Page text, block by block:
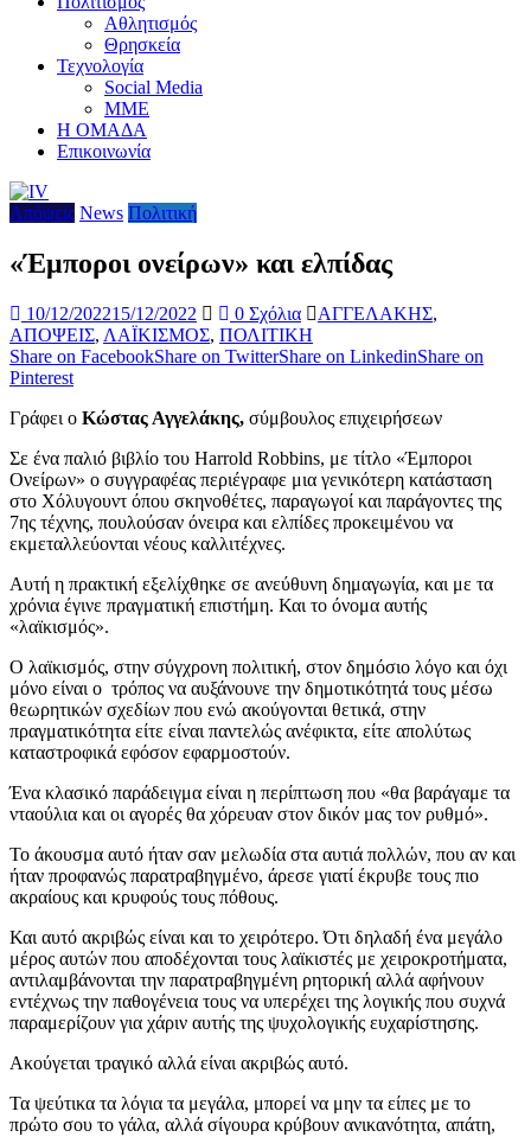
Αθλητισμός
Θρησκεία
Τεχνολογία
Social Media
ΜΜΕ
Η ΟΜΑΔΑ
Επικοινωνία
Απόψεις News Πολιτική
«Έμποροι ονείρων» και ελπίδας
10/12/202215/12/2022 0 Σχόλια ΑΓΓΕΛΑΚΗΣ,
ΑΠΟΨΕΙΣ, ΛΑΪΚΙΣΜΟΣ, ΠΟΛΙΤΙΚΗ
Share on FacebookShare on TwitterShare on LinkedinShare on
Pinterest
Γράφει ο Κώστας Αγγελάκης, σύμβουλος επιχειρήσεων
Σε ένα παλιό βιβλίο του Harrold Robbins, με τίτλο «Έμποροι
Ονείρων» ο συγγραφέας περιέγραφε μια γενικότερη κατάσταση
στο Χόλυγουντ όπου σκηνοθέτες, παραγωγοί και παράγοντες της
7ης τέχνης, πουλούσαν όνειρα και ελπίδες προκειμένου να
εκμεταλλεύονται νέους καλλιτέχνες.
Αυτή η πρακτική εξελίχθηκε σε ανεύθυνη δημαγωγία, και με τα
χρόνια έγινε πραγματική επιστήμη. Και το όνομα αυτής
«λαϊκισμός».
Ο λαϊκισμός, στην σύγχρονη πολιτική, στον δημόσιο λόγο και όχι
μόνο είναι ο τρόπος να αυξάνουνε την δημοτικότητά τους μέσω
θεωρητικών σχεδίων που ενώ ακούγονται θετικά, στην
πραγματικότητα είτε είναι παντελώς ανέφικτα, είτε απολύτως
καταστροφικά εφόσον εφαρμοστούν.
Ένα κλασικό παράδειγμα είναι η περίπτωση που «θα βαράγαμε τα
νταούλια και οι αγορές θα χόρευαν στον δικόν μας τον ρυθμό».
Το άκουσμα αυτό ήταν σαν μελωδία στα αυτιά πολλών, που αν και
ήταν προφανώς παρατραβηγμένο, άρεσε γιατί έκρυβε τους πιο
ακραίους και κρυφούς τους πόθους.
Και αυτό ακριβώς είναι και το χειρότερο. Ότι δηλαδή ένα μεγάλο
μέρος αυτών που αποδέχονται τους λαϊκιστές με χειροκροτήματα,
αντιλαμβάνονται την παρατραβηγμένη ρητορική αλλά αφήνουν
εντέχνως την παθογένεια τους να υπερέχει της λογικής που συχνά
παραμερίζουν για χάριν αυτής της ψυχολογικής ευχαρίστησης.
Ακούγεται τραγικό αλλά είναι ακριβώς αυτό.
Τα ψεύτικα τα λόγια τα μεγάλα, μπορεί να μην τα είπες με το
πρώτο σου το γάλα, αλλά σίγουρα κρύβουν ανικανότητα, απάτη,